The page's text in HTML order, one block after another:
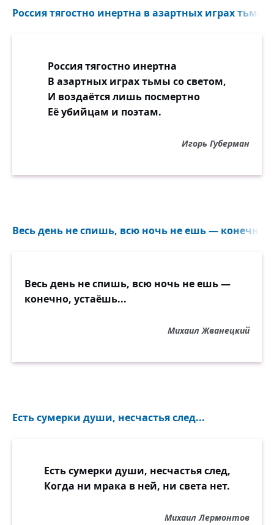
Россия тягостно инертна в азартных играх тьмы
Россия тягостно инертна
В азартных играх тьмы со светом,
И воздаётся лишь посмертно
Её убийцам и поэтам.
Игорь Губерман
Весь день не спишь, всю ночь не ешь — конечно,
Весь день не спишь, всю ночь не ешь —
конечно, устаёшь...
Михаил Жванецкий
Есть сумерки души, несчастья след...
Есть сумерки души, несчастья след,
Когда ни мрака в ней, ни света нет.
Михаил Лермонтов